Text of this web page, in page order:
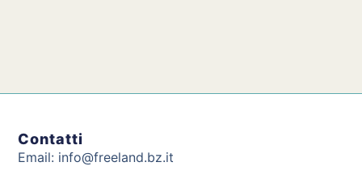
Contatti
Email: info@freeland.bz.it